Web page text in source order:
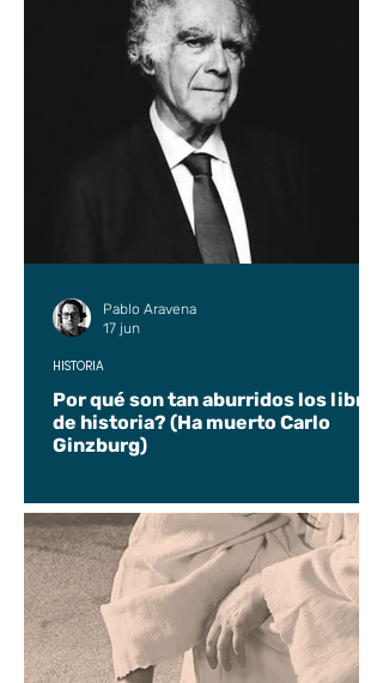
Por qué son tan aburridos los libros
de historia? (Ha muerto Carlo
Ginzburg)
HISTORIA
Pablo Aravena
17 jun